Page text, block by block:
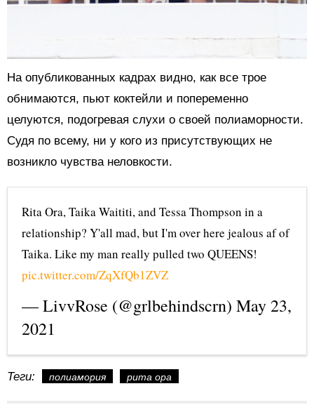
На опубликованных кадрах видно, как все трое
обнимаются, пьют коктейли и попеременно
целуются, подогревая слухи о своей полиаморности.
Судя по всему, ни у кого из присутствующих не
возникло чувства неловкости.
Rita Ora, Taika Waititi, and Tessa Thompson in a
relationship? Y'all mad, but I'm over here jealous af of
Taika. Like my man really pulled two QUEENS!
pic.twitter.com/ZqXfQb1ZVZ
— LivvRose (@grlbehindscrn) May 23,
2021
Теги: полиамория рита ора